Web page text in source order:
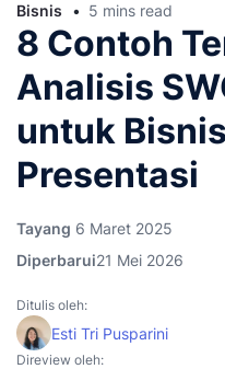
Bisnis 5 mins read
8 Contoh
Analisis
untuk
Presentasi
Tayang 6 Maret 2025
Diperbarui21 Mei 2026
Ditulis oleh:
Esti Tri Pusparini
Direview oleh: